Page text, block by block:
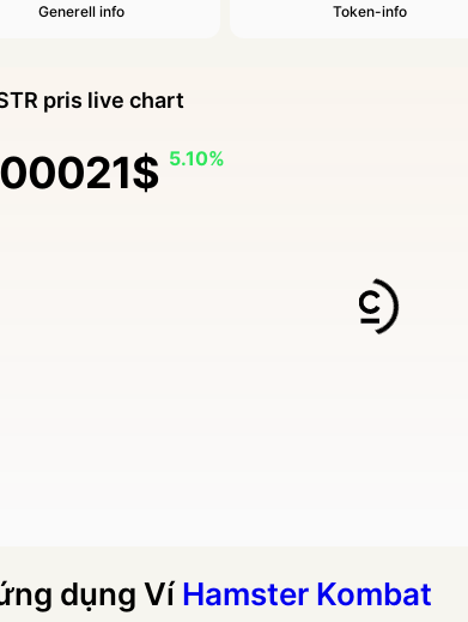
Generell info Token-info
pris live chart
5.10%
dụng Ví Hamster Kombat